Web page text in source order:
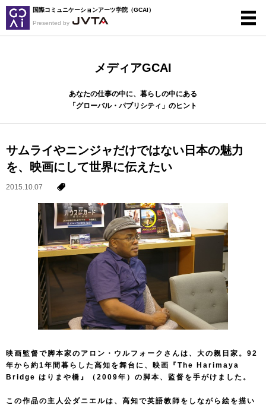
国際コミュニケーションアーツ学院（GCAI）
Presented by
メディアGCAI
あなたの仕事の中に、暮らしの中にある
「グローバル・パブリシティ」のヒント
サムライやニンジャだけではない日本の魅力
を、映画にして世界に伝えたい
2015.10.07
映画監督で脚本家のアロン・ウルフォークさんは、大の親日家。92
年から約1年間暮らした高知を舞台に、映画『The Harimaya
Bridge はりまや橋』（2009年）の脚本、監督を手がけました。
この作品の主人公ダニエルは、高知で英語教師をしながら絵を描い